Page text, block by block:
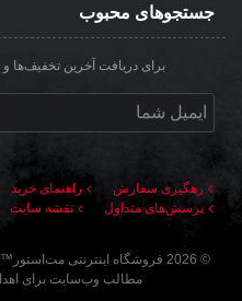
جستجوهای محبوب
برای دریافت آخرین تخفیف‌ها
رهگیری سفارش راهنمای خرید
پرسش‌های متداول
نقشه سایت
©
2026 فروشگاه اینترنتی مت‌استور
مطالب وب‌سایت برای